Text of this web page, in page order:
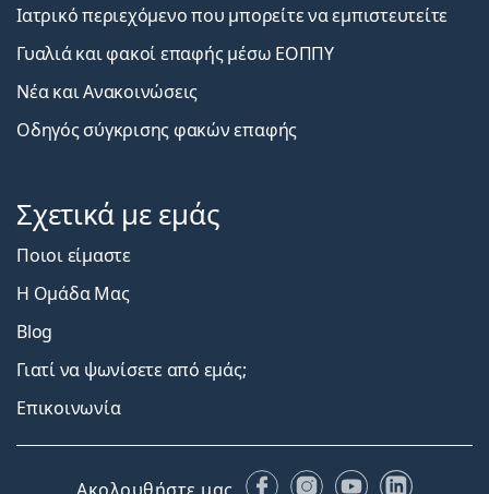
Ιατρικό περιεχόμενο που μπορείτε να εμπιστευτείτε
Γυαλιά και φακοί επαφής μέσω ΕΟΠΠΥ
Νέα και Ανακοινώσεις
Οδηγός σύγκρισης φακών επαφής
Σχετικά με εμάς
Ποιοι είμαστε
Η Ομάδα Μας
Blog
Γιατί να ψωνίσετε από εμάς;
Επικοινωνία
FacebookInstagram
YouTubeLinkedIn